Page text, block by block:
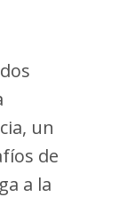
un
de
a la